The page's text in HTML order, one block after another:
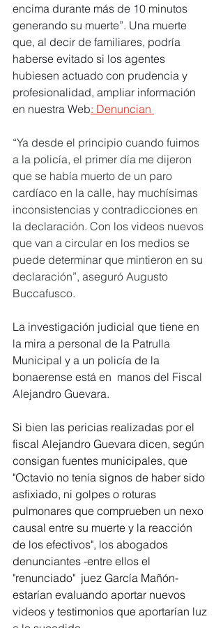
encima durante más de 10 minutos
generando su muerte”. Una muerte
que, al decir de familiares, podría
haberse evitado si los agentes
hubiesen actuado con prudencia y
profesionalidad, ampliar información
en nuestra Web: Denuncian
“Ya desde el principio cuando fuimos
a la policía, el primer día me dijeron
que se había muerto de un paro
cardíaco en la calle, hay muchísimas
inconsistencias y contradicciones en
la declaración. Con los videos nuevos
que van a circular en los medios se
puede determinar que mintieron en su
declaración”, aseguró Augusto
Buccafusco.
La investigación judicial que tiene en
la mira a personal de la Patrulla
Municipal y a un policía de la
bonaerense está en  manos del Fiscal
Alejandro Guevara.
Si bien las pericias realizadas por el
fiscal Alejandro Guevara dicen, según
consigan fuentes municipales, que
"Octavio no tenía signos de haber sido
asfixiado, ni golpes o roturas
pulmonares que comprueben un nexo
causal entre su muerte y la reacción
de los efectivos", los abogados
denunciantes -entre ellos el
"renunciado"  juez García Mañón-
estarían evaluando aportar nuevos
videos y testimonios que aportarían luz